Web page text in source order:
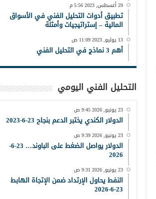
29 أغسطس, 2023 5:56 م
تطبيق أدوات التحليل الفني في الأسواق
المالية – إستراتيجيات وأمثلة
13 يوليو, 2023 11:09 ص
أهم 3 نماذج في التحليل الفني
التحليل الفني اليومي
23 يونيو, 2026 9:45 ص
الدولار الكندي يختبر الدعم بنجاح 23-6-2023
23 يونيو, 2026 9:39 ص
الدولار يواصل الضغط على الباوند… 23-6-
2026
23 يونيو, 2026 9:31 ص
النفط يحاول الإرتداد ضمن الإتجاة الهابط
23-6-2026